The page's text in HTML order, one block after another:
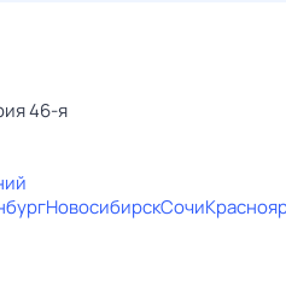
46-я
НовосибирскСочи